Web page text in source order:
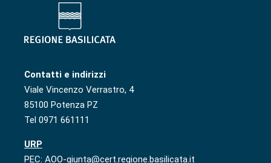
Contatti e indirizzi
Viale Vincenzo Verrastro, 4
85100 Potenza PZ
Tel 0971 661111
URP
PEC: AOO-giunta@cert.regione.basilicata.it